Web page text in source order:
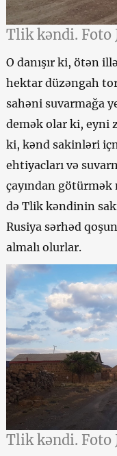
Tlik kəndi. Foto
O danışır ki, ötən
hektar düzəngah
sahəni suvarmağa
demək olar ki, eyni
ki, kənd sakinləri
ehtiyacları və
çayından
də Tlik kəndinin
Rusiya sərhəd
almalı olurlar.
Tlik kəndi. Foto